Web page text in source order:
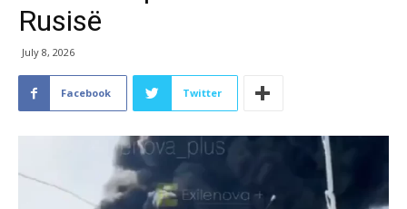
Rusisë
July 8, 2026
Facebook Twitter